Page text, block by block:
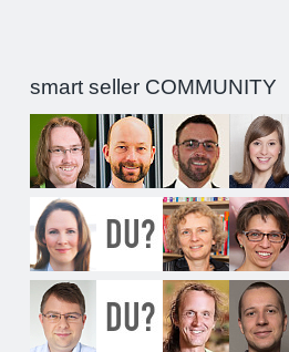
smart seller COMMUNITY